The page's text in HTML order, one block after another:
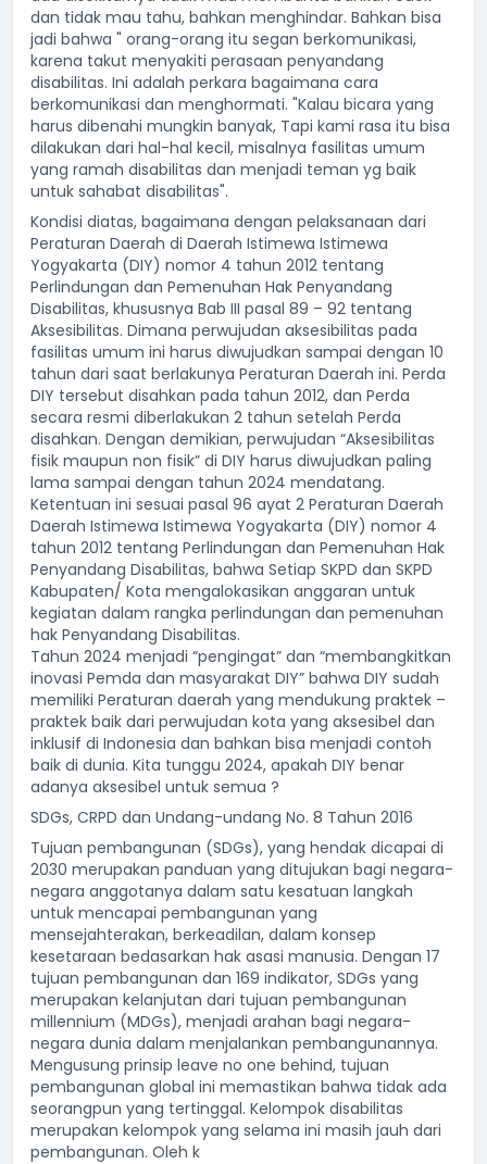
dan tidak mau tahu, bahkan menghindar. Bahkan bisa
jadi bahwa " orang-orang itu segan berkomunikasi,
karena takut menyakiti perasaan penyandang
disabilitas. Ini adalah perkara bagaimana cara
berkomunikasi dan menghormati. "Kalau bicara yang
harus dibenahi mungkin banyak, Tapi kami rasa itu bisa
dilakukan dari hal-hal kecil, misalnya fasilitas umum
yang ramah disabilitas dan menjadi teman yg baik
untuk sahabat disabilitas".
Kondisi diatas, bagaimana dengan pelaksanaan dari
Peraturan Daerah di Daerah Istimewa Istimewa
Yogyakarta (DIY) nomor 4 tahun 2012 tentang
Perlindungan dan Pemenuhan Hak Penyandang
Disabilitas, khususnya Bab III pasal 89 – 92 tentang
Aksesibilitas. Dimana perwujudan aksesibilitas pada
fasilitas umum ini harus diwujudkan sampai dengan 10
tahun dari saat berlakunya Peraturan Daerah ini. Perda
DIY tersebut disahkan pada tahun 2012, dan Perda
secara resmi diberlakukan 2 tahun setelah Perda
disahkan. Dengan demikian, perwujudan “Aksesibilitas
fisik maupun non fisik” di DIY harus diwujudkan paling
lama sampai dengan tahun 2024 mendatang.
Ketentuan ini sesuai pasal 96 ayat 2 Peraturan Daerah
Daerah Istimewa Istimewa Yogyakarta (DIY) nomor 4
tahun 2012 tentang Perlindungan dan Pemenuhan Hak
Penyandang Disabilitas, bahwa Setiap SKPD dan SKPD
Kabupaten/ Kota mengalokasikan anggaran untuk
kegiatan dalam rangka perlindungan dan pemenuhan
hak Penyandang Disabilitas.
Tahun 2024 menjadi “pengingat” dan “membangkitkan
inovasi Pemda dan masyarakat DIY” bahwa DIY sudah
memiliki Peraturan daerah yang mendukung praktek –
praktek baik dari perwujudan kota yang aksesibel dan
inklusif di Indonesia dan bahkan bisa menjadi contoh
baik di dunia. Kita tunggu 2024, apakah DIY benar
adanya aksesibel untuk semua ?
SDGs, CRPD dan Undang-undang No. 8 Tahun 2016
Tujuan pembangunan (SDGs), yang hendak dicapai di
2030 merupakan panduan yang ditujukan bagi negara-
negara anggotanya dalam satu kesatuan langkah
untuk mencapai pembangunan yang
mensejahterakan, berkeadilan, dalam konsep
kesetaraan bedasarkan hak asasi manusia. Dengan 17
tujuan pembangunan dan 169 indikator, SDGs yang
merupakan kelanjutan dari tujuan pembangunan
millennium (MDGs), menjadi arahan bagi negara-
negara dunia dalam menjalankan pembangunannya.
Mengusung prinsip leave no one behind, tujuan
pembangunan global ini memastikan bahwa tidak ada
seorangpun yang tertinggal. Kelompok disabilitas
merupakan kelompok yang selama ini masih jauh dari
pembangunan. Oleh k